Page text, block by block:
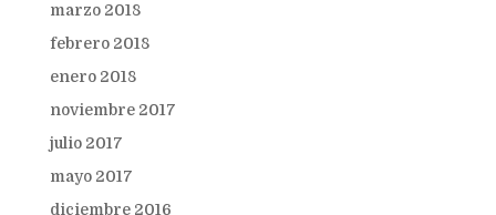
marzo 2018
febrero 2018
enero 2018
noviembre 2017
julio 2017
mayo 2017
diciembre 2016